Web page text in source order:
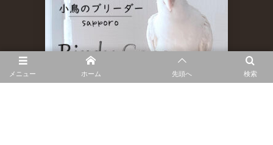
メニュー 検索
ホーム 先頭へ